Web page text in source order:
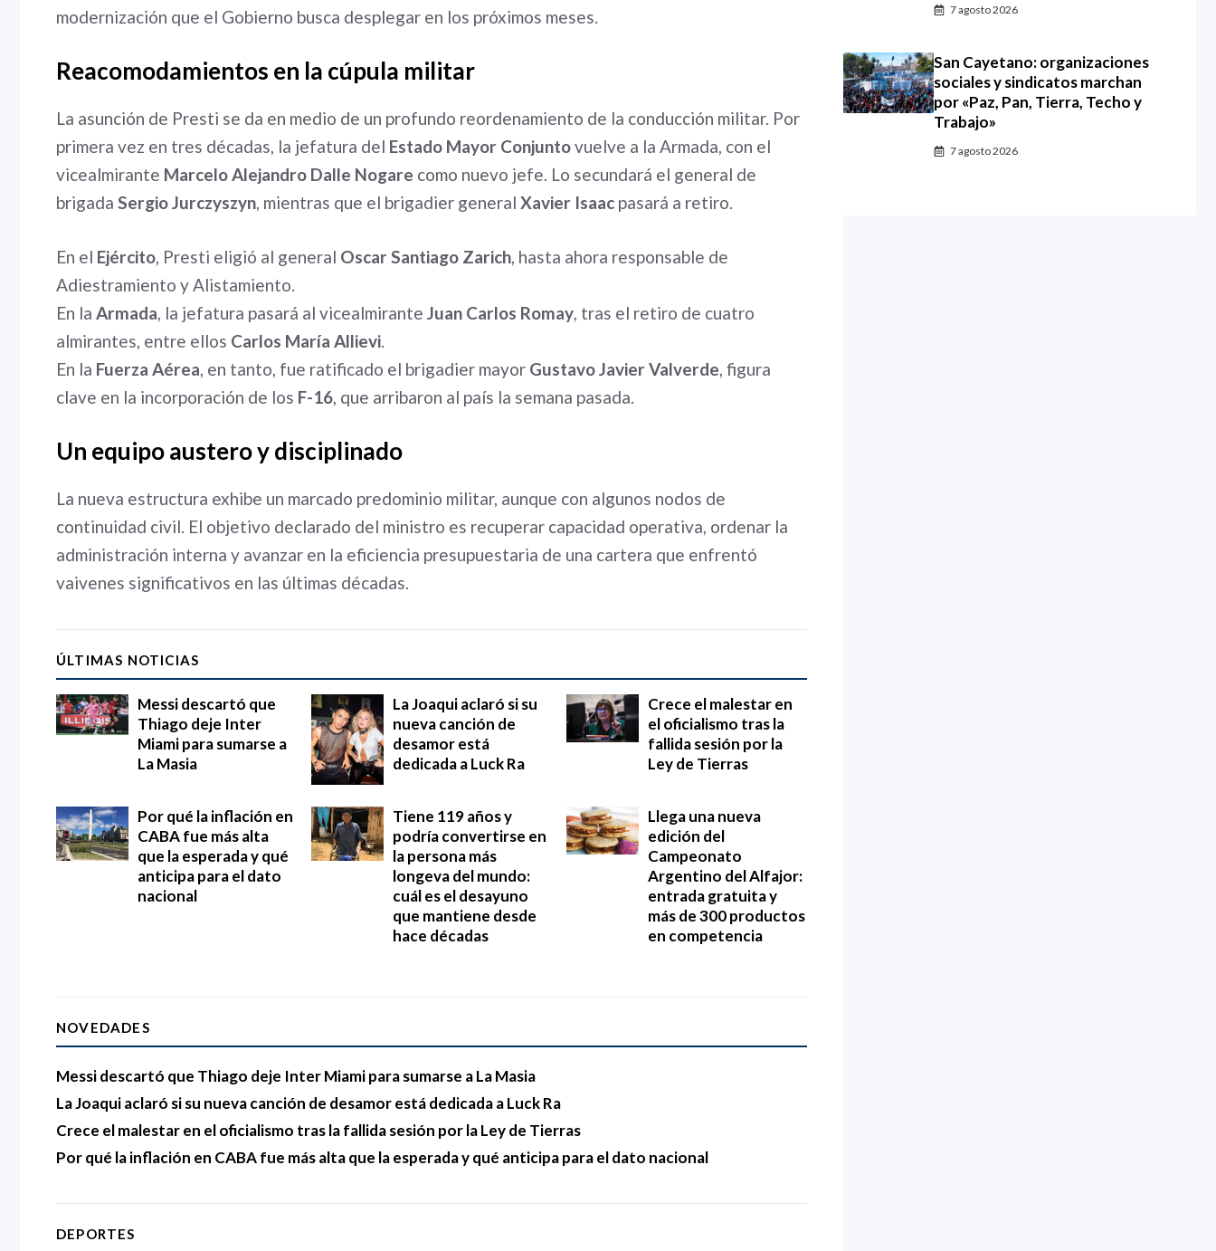
modernización que el Gobierno busca desplegar en los próximos meses.
Reacomodamientos en la cúpula militar
La asunción de Presti se da en medio de un profundo reordenamiento de la conducción militar. Por
primera vez en tres décadas, la jefatura del Estado Mayor Conjuntovuelve a la Armada, con el
vicealmirante Marcelo Alejandro Dalle Nogare como nuevo jefe. Lo secundará el general de
brigada Sergio Jurczyszyn, mientras que el brigadier general Xavier Isaac pasará a retiro.
En el Ejército , Presti eligió al general Oscar Santiago Zarich , hasta ahora responsable de
Adiestramiento y Alistamiento.
En la Armada , la jefatura pasará al vicealmirante Juan Carlos Romay , tras el retiro de cuatro
almirantes, entre ellos Carlos María Allievi
En la Fuerza Aérea , en tanto, fue ratificado el brigadier mayor Gustavo Javier Valverde , figura
clave en la incorporación de los F-16 , que arribaron al país la semana pasada.
Un equipo austero y disciplinado
La nueva estructura exhibe un marcado predominio militar, aunque con algunos nodos de
continuidad civil. El objetivo declarado del ministro es recuperar capacidad operativa, ordenar la
administración interna y avanzar en la eficiencia presupuestaria de una cartera que enfrentó
vaivenes significativos en las últimas décadas.
ÚLTIMAS NOTICIAS
Messi descartó que
Thiago deje Inter
Miami para sumarse a
La Masia
La Joaqui aclaró si su
nueva canción de
desamor está
dedicada a Luck Ra
Crece el malestar en
el oficialismo tras la
fallida sesión por la
Ley de Tierras
Por qué la inflación en
CABA fue más alta
que la esperada y qué
anticipa para el dato
nacional
Tiene 119 años y
podría convertirse en
la persona más
longeva del mundo:
cuál es el desayuno
que mantiene desde
hace décadas
Llega una nueva
edición del
Campeonato
Argentino del Alfajor:
entrada gratuita y
más de 300 productos
en competencia
NOVEDADES
Messi descartó que Thiago deje Inter Miami para sumarse a La Masia
La Joaqui aclaró si su nueva canción de desamor está dedicada a Luck Ra
Crece el malestar en el oficialismo tras la fallida sesión por la Ley de Tierras
Por qué la inflación en CABA fue más alta que la esperada y qué anticipa para el dato nacional
DEPORTES
7 agosto 2026
San Cayetano: organizaciones
sociales y sindicatos marchan
por «Paz, Pan, Tierra, Techo y
Trabajo»
7 agosto 2026